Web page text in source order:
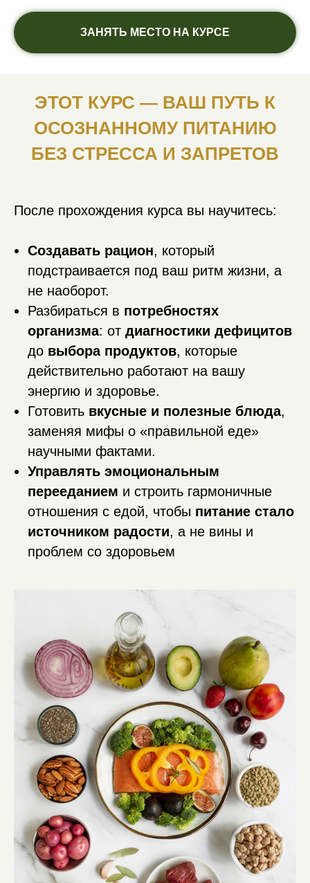
ЗАНЯТЬ МЕСТО НА КУРСЕ
ЭТОТ КУРС — ВАШ ПУТЬ К
ОСОЗНАННОМУ ПИТАНИЮ
БЕЗ СТРЕССА И ЗАПРЕТОВ
После прохождения курса вы научитесь:
Создавать рацион, который
подстраивается под ваш ритм жизни, а
не наоборот.
Разбираться в потребностях
организма: от диагностики дефицитов
до выбора продуктов, которые
действительно работают на вашу
энергию и здоровье.
Готовить вкусные и полезные блюда,
заменяя мифы о «правильной еде»
научными фактами.
Управлять эмоциональным
перееданием и строить гармоничные
отношения с едой, чтобы питание стало
источником радости, а не вины и
проблем со здоровьем